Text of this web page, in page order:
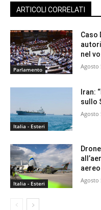
ARTICOLI CORRELATI
Parlamento
Caso
nel
Agosto
Italia - Esteri
Iran:
sullo
Agosto
Italia - Esteri Agosto